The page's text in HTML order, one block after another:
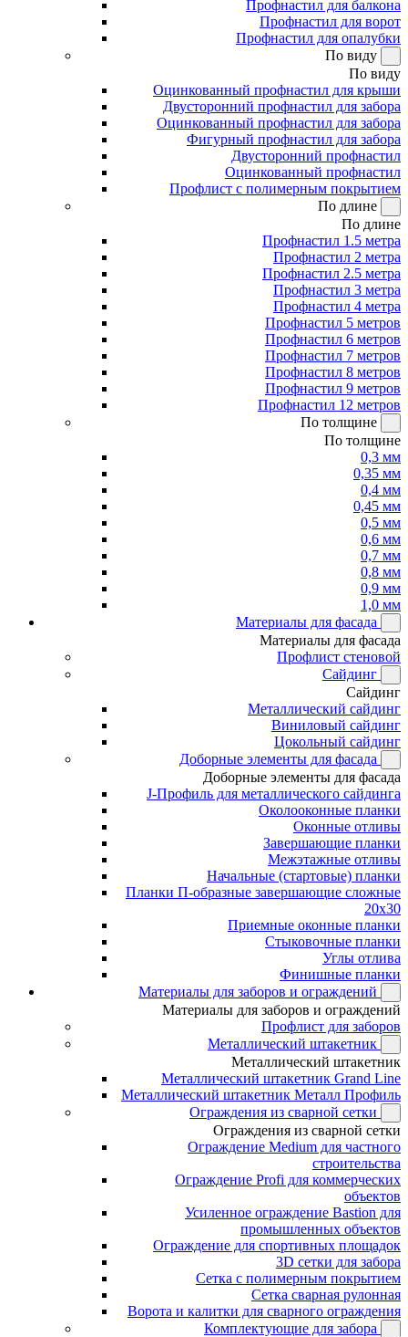
Профнастил для балкона
Профнастил для ворот
Профнастил для опалубки
По виду
По виду
Оцинкованный профнастил для крыши
Двусторонний профнастил для забора
Оцинкованный профнастил для забора
Фигурный профнастил для забора
Двусторонний профнастил
Оцинкованный профнастил
Профлист с полимерным покрытием
По длине
По длине
Профнастил 1.5 метра
Профнастил 2 метра
Профнастил 2.5 метра
Профнастил 3 метра
Профнастил 4 метра
Профнастил 5 метров
Профнастил 6 метров
Профнастил 7 метров
Профнастил 8 метров
Профнастил 9 метров
Профнастил 12 метров
По толщине
По толщине
0,3 мм
0,35 мм
0,4 мм
0,45 мм
0,5 мм
0,6 мм
0,7 мм
0,8 мм
0,9 мм
1,0 мм
Материалы для фасада
Материалы для фасада
Профлист стеновой
Сайдинг
Сайдинг
Металлический сайдинг
Виниловый сайдинг
Цокольный сайдинг
Доборные элементы для фасада
Доборные элементы для фасада
J-Профиль для металлического сайдинга
Околооконные планки
Оконные отливы
Завершающие планки
Межэтажные отливы
Начальные (стартовые) планки
Планки П-образные завершающие сложные
20x30
Приемные оконные планки
Стыковочные планки
Углы отлива
Финишные планки
Материалы для заборов и ограждений
Материалы для заборов и ограждений
Профлист для заборов
Металлический штакетник
Металлический штакетник
Металлический штакетник Grand Line
Металлический штакетник Металл Профиль
Ограждения из сварной сетки
Ограждения из сварной сетки
Ограждение Medium для частного
строительства
Ограждение Profi для коммерческих
объектов
Усиленное ограждение Bastion для
промышленных объектов
Ограждение для спортивных площадок
3D сетки для забора
Сетка с полимерным покрытием
Сетка сварная рулонная
Ворота и калитки для сварного ограждения
Комплектующие для забора